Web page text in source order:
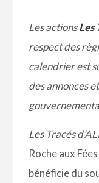
Les actionsLes
respect des
calendrier est
des annonces
Les Tracés
Roche aux
bénéficie du